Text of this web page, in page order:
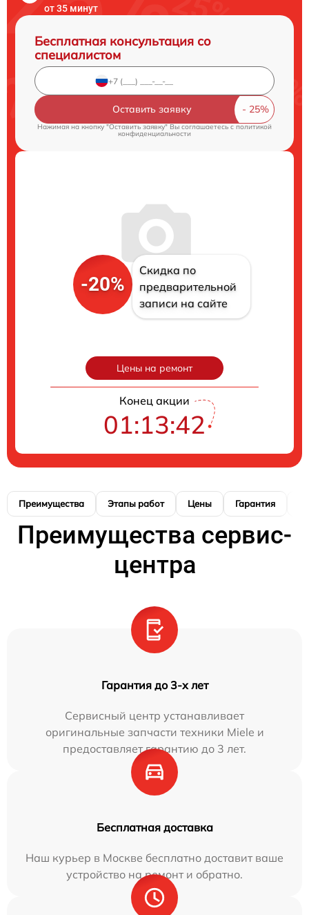
от 35 минут
Бесплатная консультация со
специалистом
Оставить заявку
Нажимая на кнопку "Оставить заявку" Вы соглашаетесь cполитикой
конфиденциальности
-20%
Скидка по
предварительной
записи на сайте
Цены на ремонт
Конец акции
01:13:41
Преимущества Этапы работ Цены Гарантия
Преимущества сервис-
центра
Гарантия до 3-х лет
Сервисный центр устанавливает
оригинальные запчасти техники Miele и
предоставляет гарантию до 3 лет.
Бесплатная доставка
Наш курьер в Москве бесплатно доставит ваше
устройство на ремонт и обратно.